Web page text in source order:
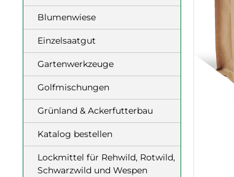
Blumenwiese
Einzelsaatgut
Gartenwerkzeuge
Golfmischungen
Grünland & Ackerfutterbau
Katalog bestellen
Lockmittel für Rehwild, Rotwild,
Schwarzwild und Wespen